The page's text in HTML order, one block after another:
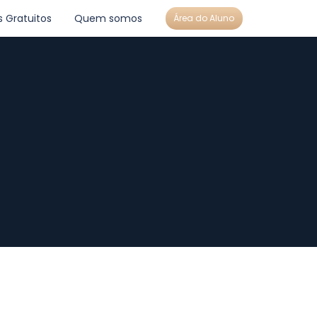
Gratuitos Quem somos Área do Aluno